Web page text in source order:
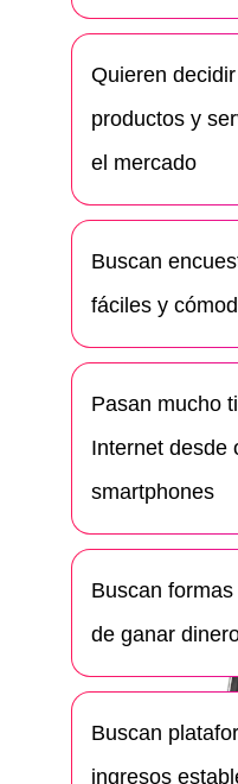
Quieren
productos y
el mercado
Buscan
fáciles y
Pasan mucho
Internet
smartphones
Buscan
de ganar
Buscan